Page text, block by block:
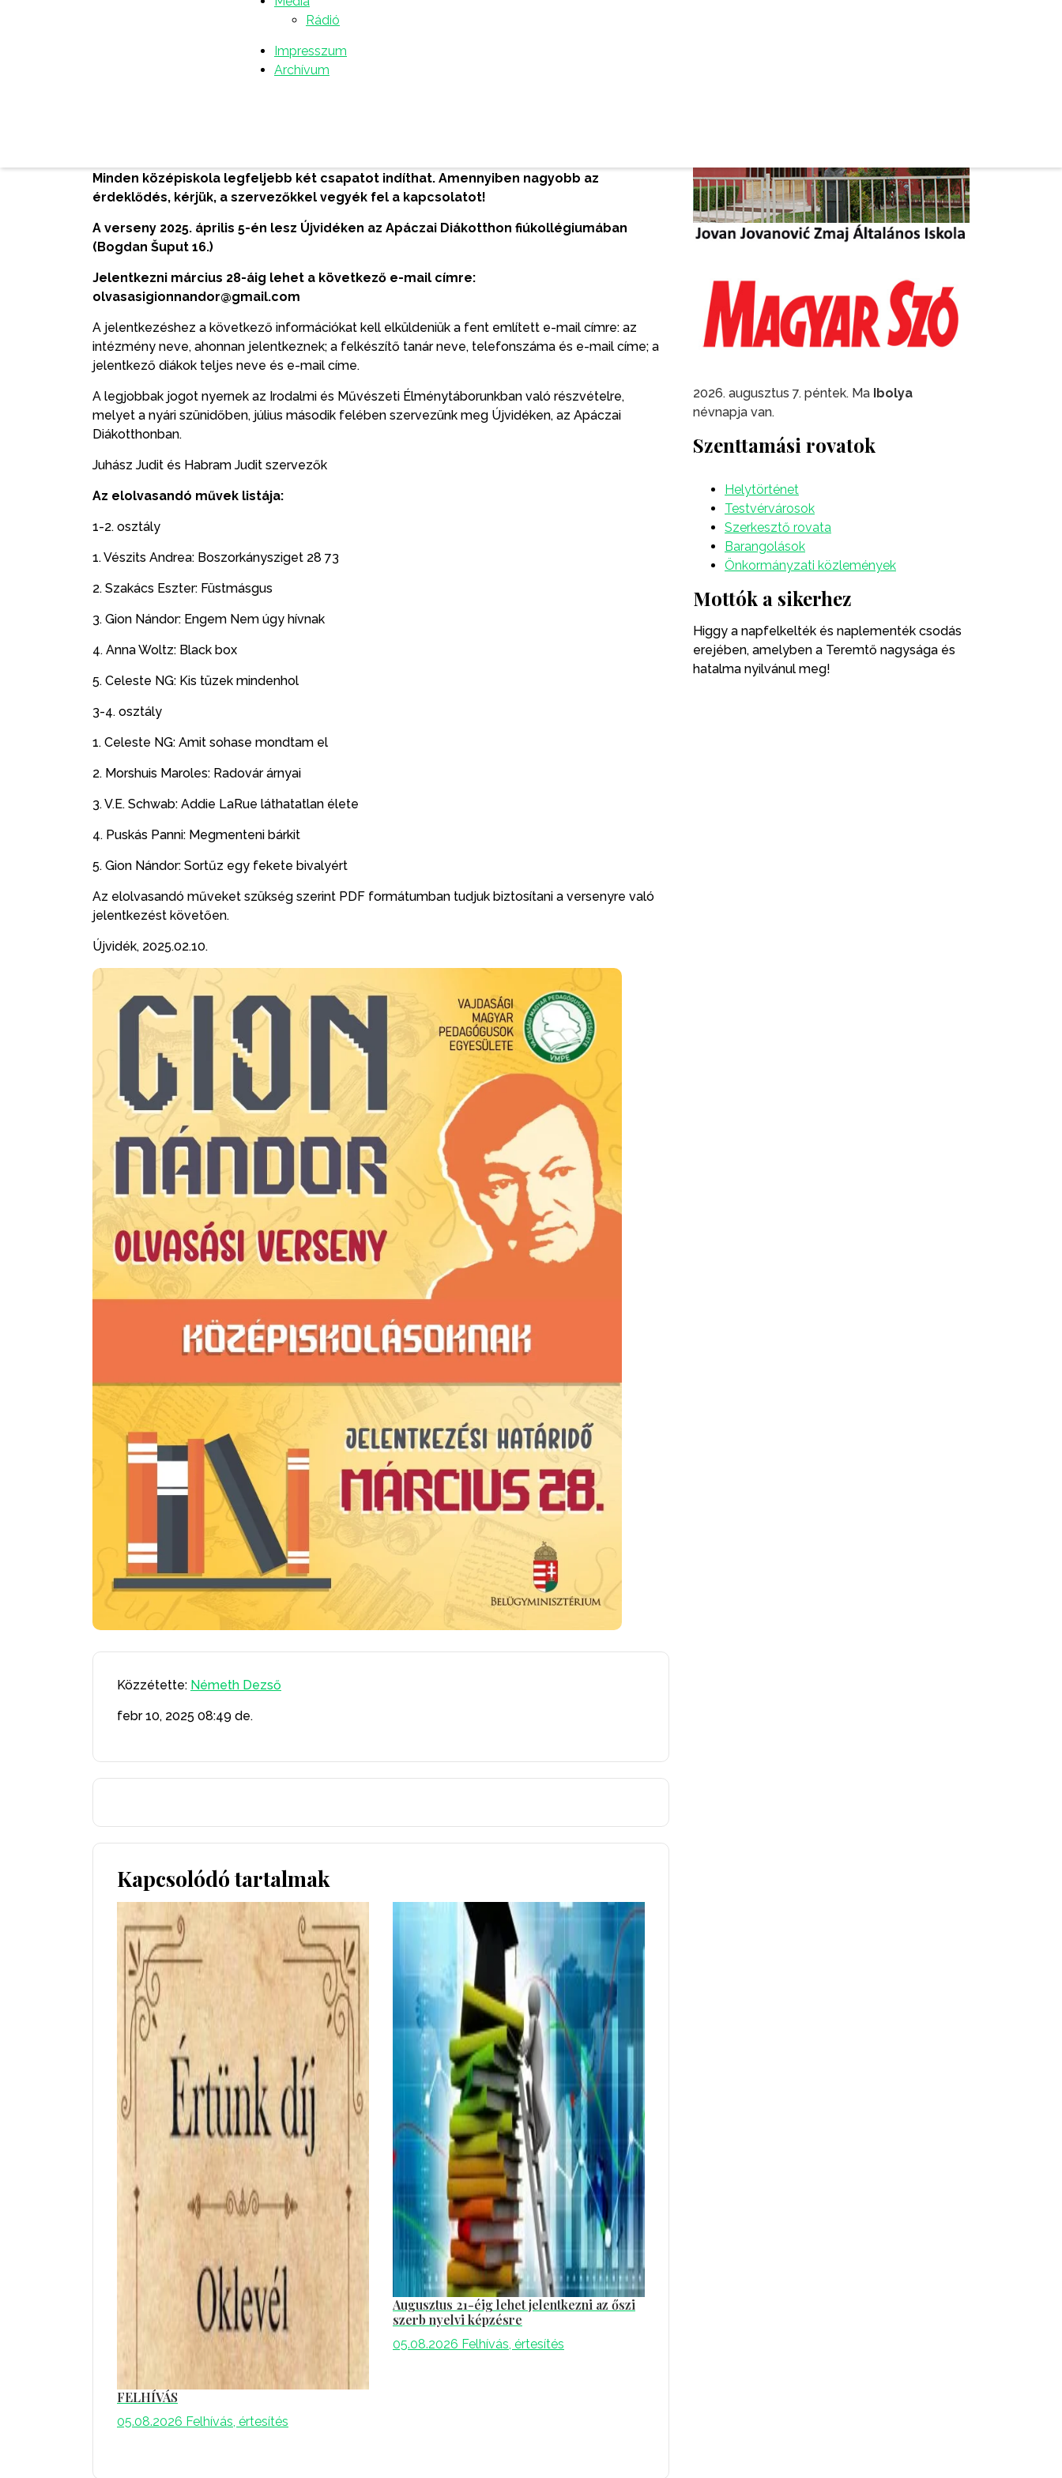
Rádió
Impresszum
Archívum
megbeszélik, hogy ki melyik könyvet olvassa el az adott listán szereplő könyvek közül.
tanulónak legkevesebb két művet el kell olvasnia, de minél többet olvas el, annál
Minden középiskola legfeljebb két csapatot indíthat. Amennyiben nagyobb az
érdeklődés, kérjük, a szervezőkkel vegyék fel a kapcsolatot!
A verseny 2025. április 5-én lesz Újvidéken az Apáczai Diákotthon fiúkollégiumában
(Bogdan Šuput 16.)
Jelentkezni március 28-áig lehet a következő e-mail címre:
olvasasigionnandor@gmail.com
A jelentkezéshez a következő információkat kell elküldeniük a fent említett e-mail címre: az
intézmény neve, ahonnan jelentkeznek; a felkészítő tanár neve, telefonszáma és e-mail címe; a
jelentkező diákok teljes neve és e-mail címe.
A legjobbak jogot nyernek az Irodalmi és Művészeti Élménytáborunkban való részvételre,
melyet a nyári szünidőben, július második felében szervezünk meg Újvidéken, az Apáczai
Diákotthonban.
Juhász Judit és Habram Judit szervezők
Az elolvasandó művek listája:
1-2. osztály
1. Vészits Andrea: Boszorkánysziget 28 73
2. Szakács Eszter: Füstmásgus
3. Gion Nándor: Engem Nem úgy hívnak
4. Anna Woltz: Black box
5. Celeste NG: Kis tüzek mindenhol
3-4. osztály
1. Celeste NG: Amit sohase mondtam el
2. Morshuis Maroles: Radovár árnyai
3. V.E. Schwab: Addie LaRue láthatatlan élete
4. Puskás Panni: Megmenteni bárkit
5. Gion Nándor: Sortűz egy fekete bivalyért
Az elolvasandó műveket szükség szerint PDF formátumban tudjuk biztosítani a versenyre való
jelentkezést követően.
Újvidék, 2025.02.10.
Közzétette: Németh Dezső
febr 10, 2025 08:49 de.
Kapcsolódó tartalmak
FELHÍVÁS
05.08.2026 Felhívás, értesítés
Augusztus 21-éig lehet jelentkezni az őszi
szerb nyelvi képzésre
05.08.2026 Felhívás, értesítés
2026. augusztus 7. péntek. Ma Ibolya
névnapja van.
Szenttamási rovatok
Helytörténet
Testvérvárosok
Szerkesztő rovata
Barangolások
Önkormányzati közlemények
Mottók a sikerhez
Higgy a napfelkelték és naplementék csodás
erejében, amelyben a Teremtő nagysága és
hatalma nyilvánul meg!